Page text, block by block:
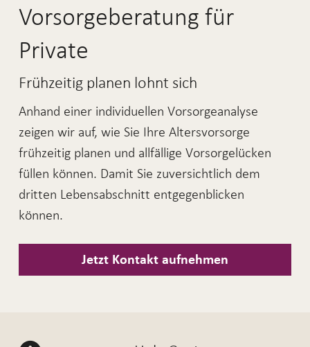
Vorsorgeberatung für
Private
Frühzeitig planen lohnt sich
Anhand einer individuellen Vorsorgeanalyse
zeigen wir auf, wie Sie Ihre Altersvorsorge
frühzeitig planen und allfällige Vorsorgelücken
füllen können. Damit Sie zuversichtlich dem
dritten Lebensabschnitt entgegenblicken
können.
Jetzt Kontakt aufnehmen